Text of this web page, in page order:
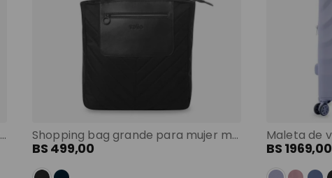
Maleta de viaje grande 23 kilos 360 trulli morado color: morado Shopping bag grande para mujer malawi porta pc 13" negro color: negro
BS 499,00 BS 1969,00